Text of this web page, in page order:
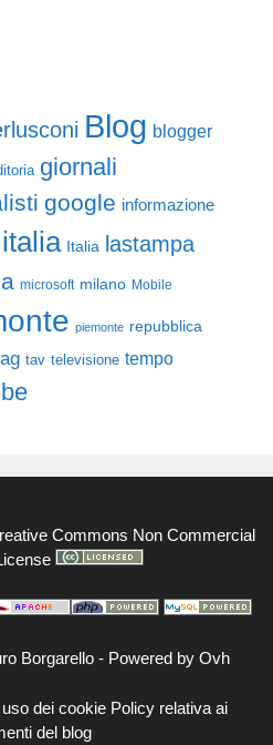
Blog blogger
giornali
google informazione
italia Italia lastampa
microsoft milano Mobile
piemonte repubblica
tav televisione tempo
Commons Non Commercial
Borgarello - Powered by Ovh
dei cookie Policy relativa ai
del blog